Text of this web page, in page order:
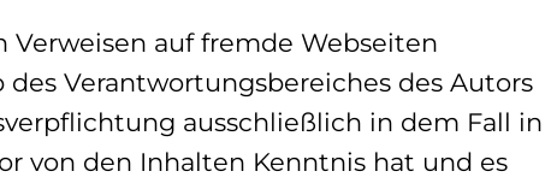
auf fremde Webseiten
des Verantwortungsbereiches des Autors
ausschließlich in dem Fall in
von den Inhalten Kenntnis hat und es